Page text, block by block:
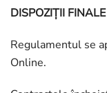
DISPOZIȚII FINALE
Regulamentul se
Online.